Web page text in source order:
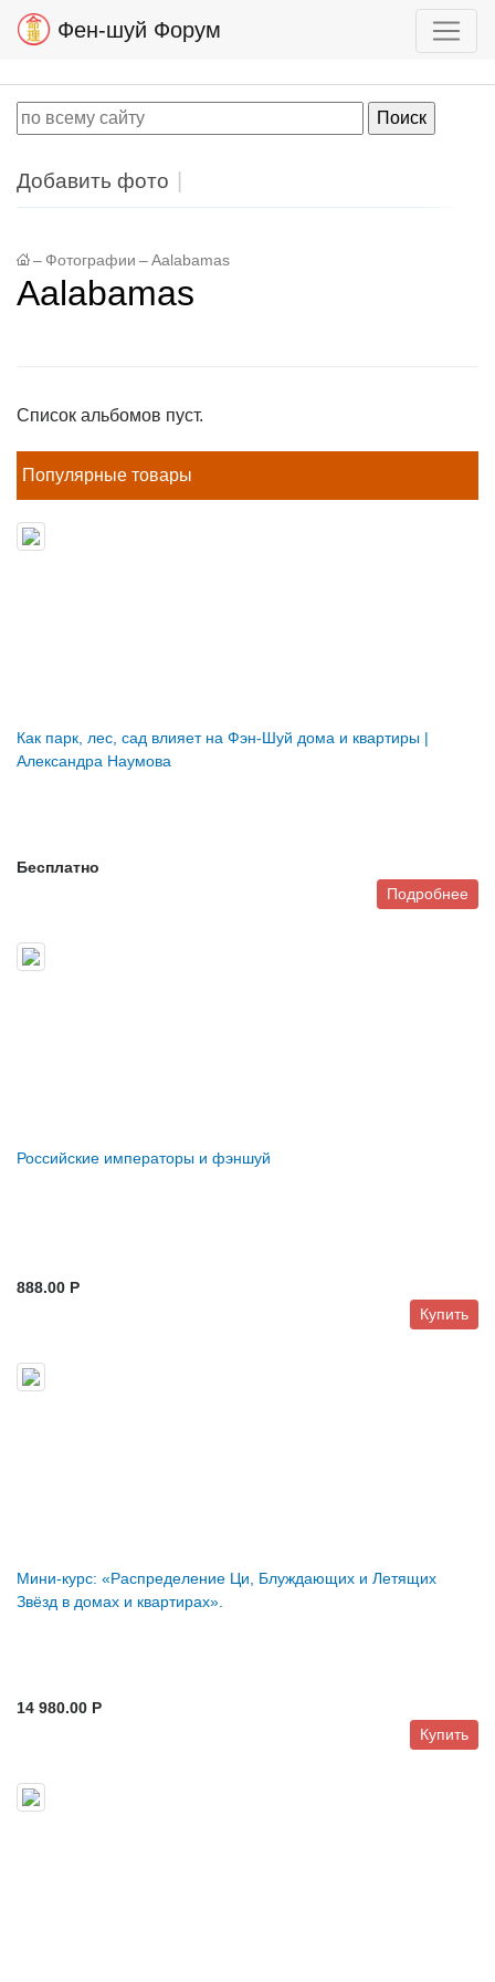
Фен-шуй Форум
Добавить фото
– Фотографии – Aalabamas
Aalabamas
Список альбомов пуст.
Популярные товары
Как парк, лес, сад влияет на Фэн-Шуй дома и квартиры |
Александра Наумова
Бесплатно
Подробнее
Российские императоры и фэншуй
888.00 P
Купить
Мини-курс: «Распределение Ци, Блуждающих и Летящих
Звёзд в домах и квартирах».
14 980.00 P
Купить